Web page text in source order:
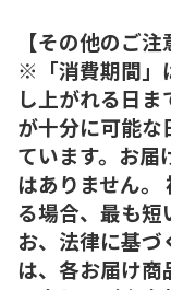
【その他のご注
※「消費期間」
し上がれる日
が十分に可能な
ています。お届
はありません。
る場合、最も短
お、法律に基づ
は、各お届け商